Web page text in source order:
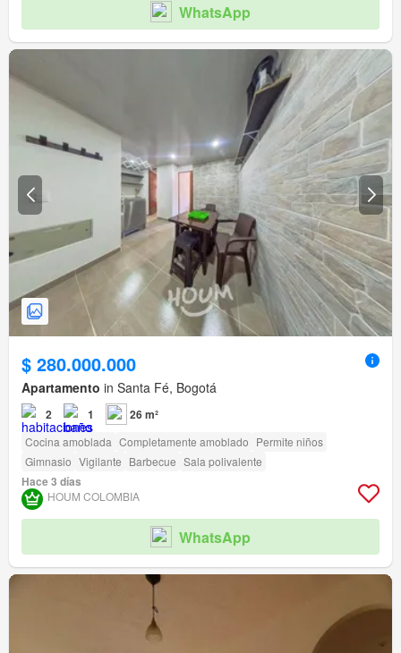
WhatsApp
$ 280.000.000
Apartamento in Santa Fé, Bogotá
2 1 26 m²
Cocina amoblada Completamente amoblado Permite niños
Gimnasio Vigilante Barbecue Sala polivalente
Hace 3 días
HOUM COLOMBIA
WhatsApp